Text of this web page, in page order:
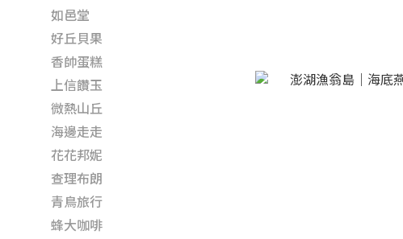
如邑堂
好丘貝果
香帥蛋糕
上信饡玉
微熱山丘
海邊走走
花花邦妮
查理布朗
青鳥旅行
蜂大咖啡